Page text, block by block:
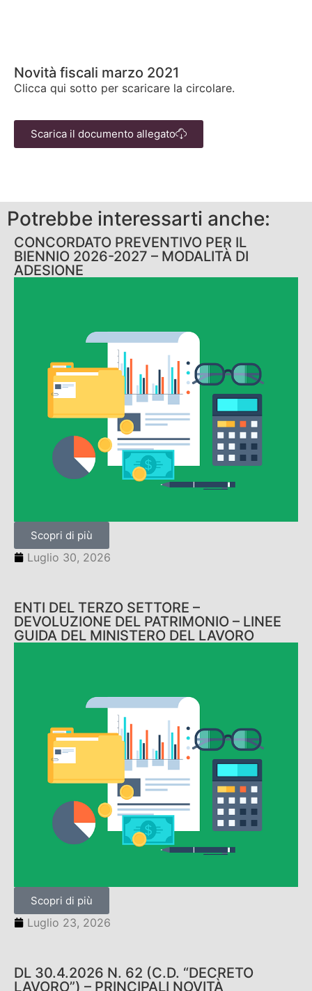
Novità fiscali marzo 2021
Clicca qui sotto per scaricare la circolare.
Scarica il documento allegato
Potrebbe interessarti anche:
CONCORDATO PREVENTIVO PER IL
BIENNIO 2026-2027 – MODALITÀ DI
ADESIONE
Scopri di più
Luglio 30, 2026
ENTI DEL TERZO SETTORE –
DEVOLUZIONE DEL PATRIMONIO – LINEE
GUIDA DEL MINISTERO DEL LAVORO
Scopri di più
Luglio 23, 2026
DL 30.4.2026 N. 62 (C.D. “DECRETO
LAVORO”) – PRINCIPALI NOVITÀ